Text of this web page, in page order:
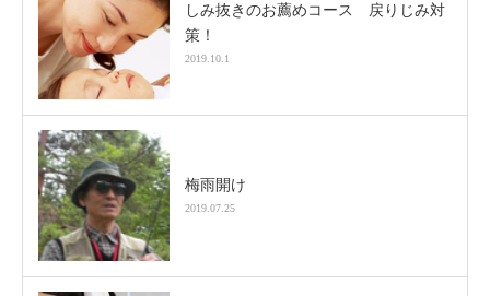
しみ抜きのお薦めコース 戻りじみ対
策！
2019.10.1
梅雨開け
2019.07.25